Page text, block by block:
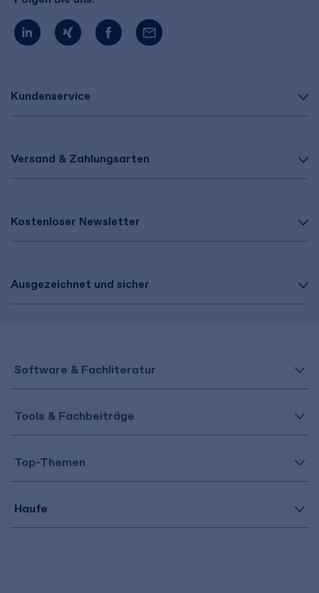
Kundenservice
Versand & Zahlungsarten
Kostenloser Newsletter
Ausgezeichnet und sicher
Software & Fachliteratur
Tools & Fachbeiträge
Top-Themen
Haufe